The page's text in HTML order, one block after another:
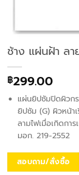
ช้าง แผ่นฝ้า ลา
฿299.00
แผ่นยิปซัมปิดผิวก
ยิปซัม (G) ผิวหน้า
ลามไฟเมื่อเกิดกา
มอก. 219-2552
สอบถาม/สั่งซื้อ